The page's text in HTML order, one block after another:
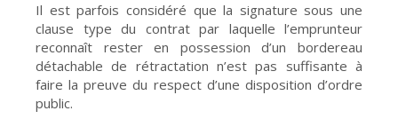
Il est parfois considéré que la signature sous une
clause type du contrat par laquelle l’emprunteur
reconnaît rester en possession d’un bordereau
détachable de rétractation n’est pas suffisante à
faire la preuve du respect d’une disposition d’ordre
public.